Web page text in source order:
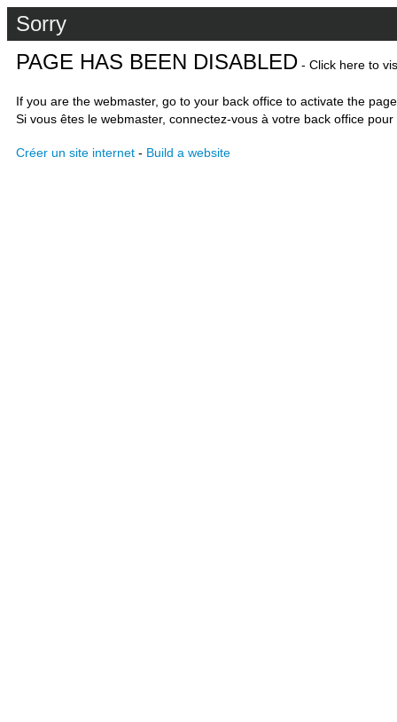
Sorry
PAGE HAS BEEN DISABLED - Click here to
If you are the webmaster, go to your back office to activate the
Si vous êtes le webmaster, connectez-vous à votre back office
Créer un site internet - Build a website